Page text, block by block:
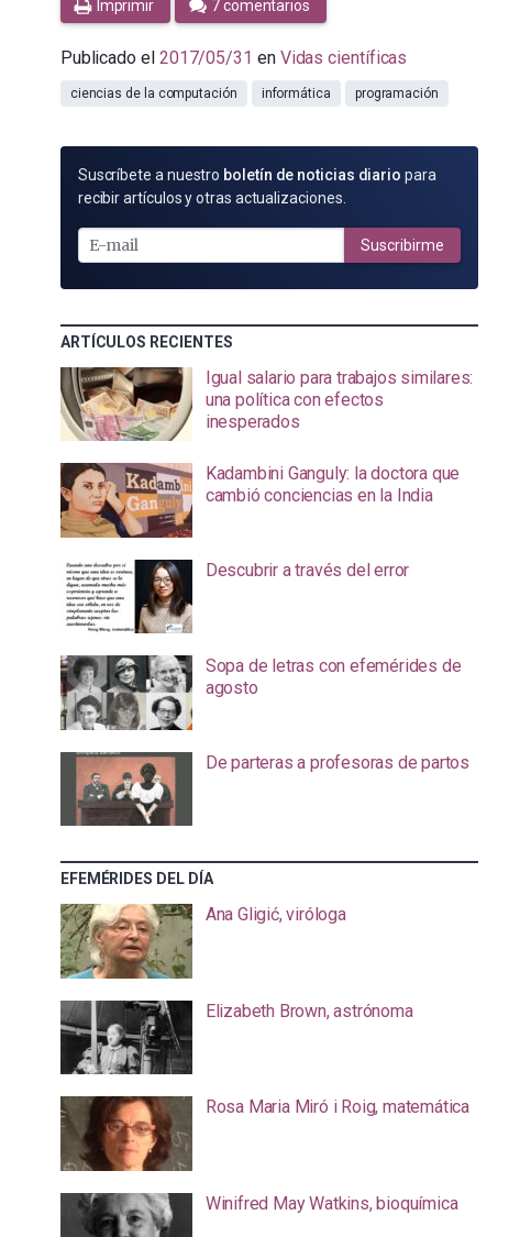
Imprimir 7 comentarios
Publicado el 2017/05/31 en Vidas científicas
ciencias de la computación informática programación
SUSCRÍBETE
POR
MAIL
Suscríbete a nuestro boletín de noticias diario para
recibir artículos y otras actualizaciones.
Suscribirme
ARTÍCULOS RECIENTES
Igual salario para trabajos similares:
una política con efectos
inesperados
Kadambini Ganguly: la doctora que
cambió conciencias en la India
Descubrir a través del error
Sopa de letras con efemérides de
agosto
De parteras a profesoras de partos
EFEMÉRIDES DEL DÍA
Ana Gligić, viróloga
Elizabeth Brown, astrónoma
Rosa Maria Miró i Roig, matemática
Winifred May Watkins, bioquímica